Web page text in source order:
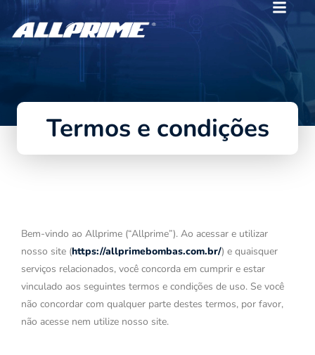
Termos e condições
Bem-vindo ao Allprime (“Allprime”). Ao acessar e utilizar
nosso site (https://allprimebombas.com.br/) e quaisquer
serviços relacionados, você concorda em cumprir e estar
vinculado aos seguintes termos e condições de uso. Se você
não concordar com qualquer parte destes termos, por favor,
não acesse nem utilize nosso site.